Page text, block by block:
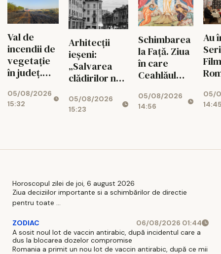
Cupei
României
Val de
incendii de
vegetație
în județ.
cuprins
zeci de
05/08/2026
15:32
Arhitecții
ieșeni:
„Salvarea
clădirilor nu
doar fațade”
05/08/2026
15:23
Schimbarea
la Față. Ziua
în care
Ceahlăul
munte sfânt
05/08/2026
14:56
Au
05/
Horoscopul zilei de joi, 6 august 2026
Ziua deciziilor importante si a schimbărilor de directie
pentru toate ...
ZODIAC
06/08/2026 01:44
A sosit noul lot de vaccin antirabic, după incidentul care a
dus la blocarea dozelor compromise
Romania a primit un nou lot de vaccin antirabic, după ce mii